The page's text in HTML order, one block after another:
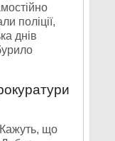
поліції,
днів
що